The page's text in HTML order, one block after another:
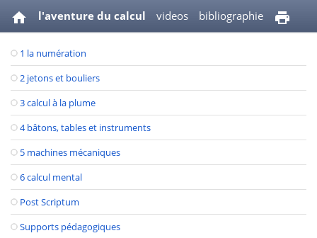
l'aventure du calcul videos bibliographie
1 la numération
2 jetons et bouliers
3 calcul à la plume
4 bâtons, tables et instruments
5 machines mécaniques
6 calcul mental
Post Scriptum
Supports pédagogiques